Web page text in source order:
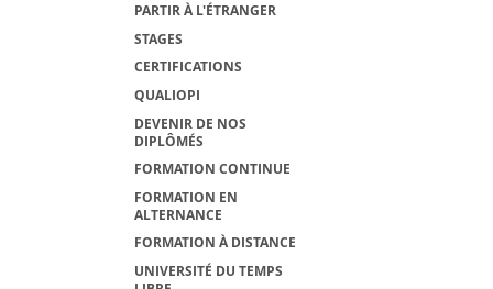
PARTIR À L'ÉTRANGER
STAGES
CERTIFICATIONS
QUALIOPI
DEVENIR DE NOS
DIPLÔMÉS
FORMATION CONTINUE
FORMATION EN
ALTERNANCE
FORMATION À DISTANCE
UNIVERSITÉ DU TEMPS